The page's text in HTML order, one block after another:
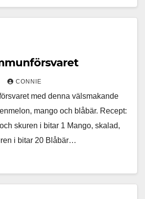
CONNIE
med denna välsmakande
mango och blåbär. Recept:
skuren i bitar 1 Mango, skalad,
i bitar 20 Blåbär…